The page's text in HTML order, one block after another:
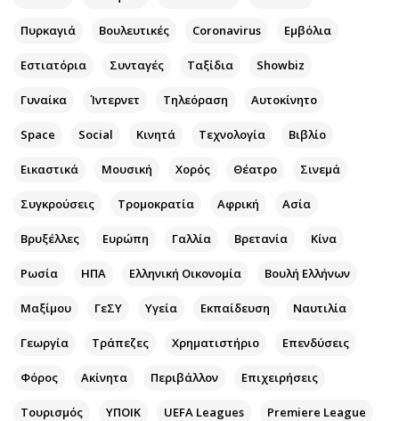
Κύπρος
Ελλάδα
Διεθνή
Οικονομική
Οικονομία
Real Estate
Αγορές
Money Review
AstroBank Properties
Ενέργεια
Ναυτιλία
Περιβάλλον
Κινητά-tablets
Social
Αφιερώματα
Πολιτική
Οικονομία
Αναδρομές
Πρόσωπα
Περιβάλλον
Γυναίκα
Showbiz
Πυρκαγιά Βουλευτικές Coronavirus Εμβόλια
Εστιατόρια Συνταγές Ταξίδια Showbiz
Γυναίκα Ίντερνετ Τηλεόραση Αυτοκίνητο
Space Social Κινητά Τεχνολογία Βιβλίο
Εικαστικά Μουσική Χορός Θέατρο Σινεμά
Συγκρούσεις Τρομοκρατία Αφρική Ασία
Βρυξέλλες Ευρώπη Γαλλία Βρετανία Κίνα
Ρωσία ΗΠΑ Ελληνική Οικονομία Βουλή Ελλήνων
Μαξίμου ΓεΣΥ Υγεία Εκπαίδευση Ναυτιλία
Γεωργία Τράπεζες Χρηματιστήριο Επενδύσεις
Φόρος Ακίνητα Περιβάλλον Επιχειρήσεις
Τουρισμός ΥΠΟΙΚ UEFA Leagues Premiere League